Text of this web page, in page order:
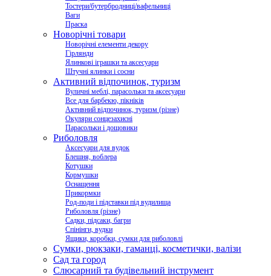
Тостери/бутербродниці/вафельниці
Ваги
Праска
Новорічні товари
Новорічні елементи декору
Гірлянди
Ялинкові іграшки та аксесуари
Штучні ялинки і сосни
Активний відпочинок, туризм
Вуличні меблі, парасольки та аксесуари
Все для барбекю, пікніків
Активний відпочинок, туризм (різне)
Окуляри сонцезахисні
Парасольки і дощовики
Риболовля
Аксесуари для вудок
Блешня, воблера
Котушки
Кормушки
Оснащення
Прикормки
Род-поди і підставки під вудилища
Риболовля (різне)
Садки, підсаки, багри
Спінінги, вудки
Ящики, коробки, сумки для риболовлі
Сумки, рюкзаки, гаманці, косметички, валізи
Сад та город
Слюсарний та будівельний інструмент